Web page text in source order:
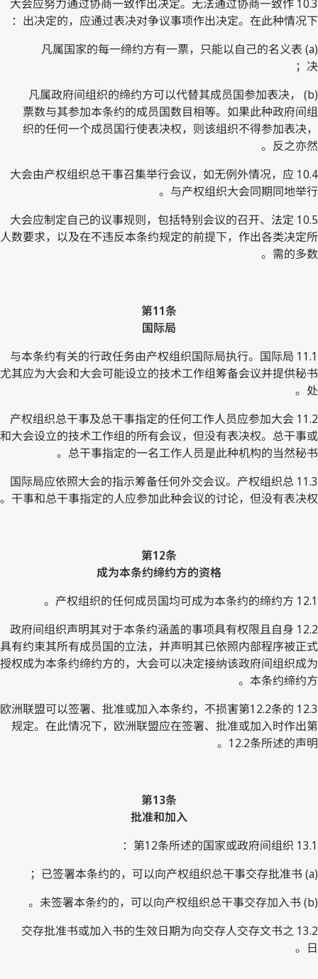
10.3 大会应努力通过协商一致作出决定。无法通过协商一致作
出决定的，应通过表决对争议事项作出决定。在此种情况下：
(a) 凡属国家的每一缔约方有一票，只能以自己的名义表
决；
(b) 凡属政府间组织的缔约方可以代替其成员国参加表决，
票数与其参加本条约的成员国数目相等。如果此种政府间组
织的任何一个成员国行使表决权，则该组织不得参加表决，
反之亦然。
10.4 大会由产权组织总干事召集举行会议，如无例外情况，应
与产权组织大会同期同地举行。
10.5 大会应制定自己的议事规则，包括特别会议的召开、法定
人数要求，以及在不违反本条约规定的前提下，作出各类决定所
需的多数。
第11条
国际局
11.1 与本条约有关的行政任务由产权组织国际局执行。国际局
尤其应为大会和大会可能设立的技术工作组筹备会议并提供秘书
处。
11.2 产权组织总干事及总干事指定的任何工作人员应参加大会
和大会设立的技术工作组的所有会议，但没有表决权。总干事或
总干事指定的一名工作人员是此种机构的当然秘书。
11.3 国际局应依照大会的指示筹备任何外交会议。产权组织总
干事和总干事指定的人应参加此种会议的讨论，但没有表决权。
第12条
成为本条约缔约方的资格
12.1 产权组织的任何成员国均可成为本条约的缔约方。
12.2 政府间组织声明其对于本条约涵盖的事项具有权限且自身
具有约束其所有成员国的立法，并声明其已依照内部程序被正式
授权成为本条约缔约方的，大会可以决定接纳该政府间组织成为
本条约缔约方。
12.3 欧洲联盟可以签署、批准或加入本条约，不损害第12.2条的
规定。在此情况下，欧洲联盟应在签署、批准或加入时作出第
12.2条所述的声明。
第13条
批准和加入
13.1 第12条所述的国家或政府间组织：
(a) 已签署本条约的，可以向产权组织总干事交存批准书；
(b) 未签署本条约的，可以向产权组织总干事交存加入书。
13.2 交存批准书或加入书的生效日期为向交存人交存文书之
日。